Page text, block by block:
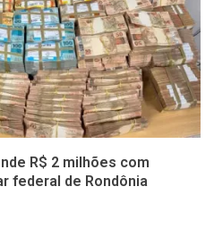
R$ 2 milhões com
federal de Rondônia